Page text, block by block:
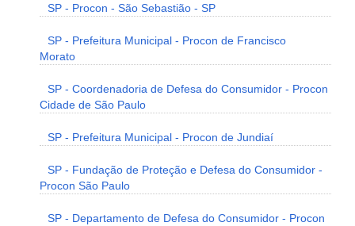
SP - Procon - São Sebastião - SP
SP - Prefeitura Municipal - Procon de Francisco
Morato
SP - Coordenadoria de Defesa do Consumidor - Procon
Cidade de São Paulo
SP - Prefeitura Municipal - Procon de Jundiaí
SP - Fundação de Proteção e Defesa do Consumidor -
Procon São Paulo
SP - Departamento de Defesa do Consumidor - Procon